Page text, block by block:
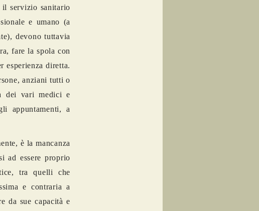
il servizio sanitario
e umano (a
devono tuttavia
fare la spola con
esperienza diretta.
anziani tutti o
dei vari medici e
appuntamenti, a
è la mancanza
ad essere proprio
tra quelli che
e contraria a
da sue capacità e